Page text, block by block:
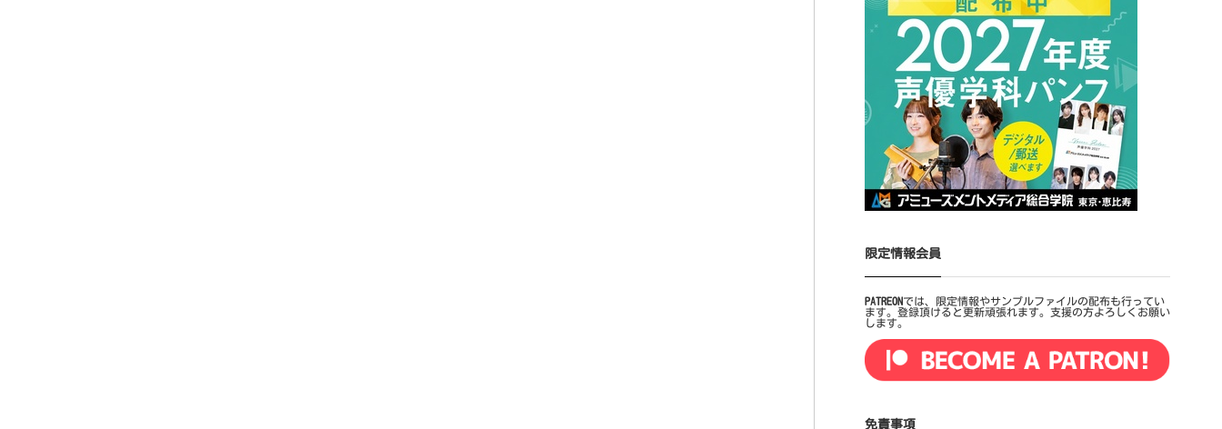
限定情報会員
PATREONでは、限定情報やサンプルファイルの配布も行ってい
ます。登録頂けると更新頑張れます。支援の方よろしくお願い
します。
免責事項